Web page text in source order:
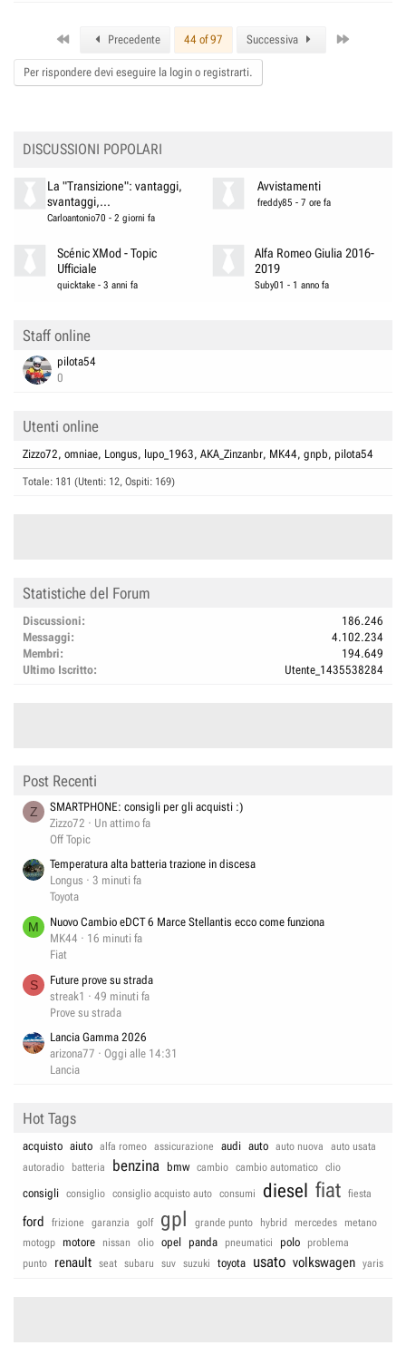
Precedente 44 of 97 Successiva
Per rispondere devi eseguire la login o registrarti.
DISCUSSIONI POPOLARI
La "Transizione": vantaggi,
svantaggi,...
Carloantonio70 - 2 giorni fa
Avvistamenti
freddy85 - 7 ore fa
Scénic XMod - Topic
Ufficiale
quicktake -3 anni fa
Alfa Romeo Giulia 2016-
2019
Suby01 - 1 anno fa
Staff online
pilota54
0
Utenti online
Zizzo72 omniae Longus lupo_1963 AKA_Zinzanbr MK44 gnpb pilota54
Totale: 181 (Utenti: 12, Ospiti: 169)
Statistiche del Forum
Discussioni
186.246
Messaggi
4.102.234
Membri
194.649
Ultimo Iscritto
Utente_1435538284
Post Recenti
Z
SMARTPHONE: consigli per gli acquisti :)
Zizzo72
Un attimo fa
Off Topic
Temperatura alta batteria trazione in discesa
Longus
3 minuti fa
Toyota
M
Nuovo Cambio eDCT 6 Marce Stellantis ecco come funziona
MK44
16 minuti fa
Fiat
S
Future prove su strada
streak1
49 minuti fa
Prove su strada
Lancia Gamma 2026
arizona77
Oggi alle 14:31
Lancia
Hot Tags
acquisto aiuto alfa romeo assicurazione audi auto auto nuova
auto usata
autoradio
batteria benzina bmw cambio cambio automatico clio
consigli consiglio consiglio acquisto auto consumi diesel fiat fiesta
ford frizione garanzia golf gpl grande punto hybrid mercedes
metano
motogp
motore nissan olio opel panda pneumatici polo
problema
punto
renault seat subaru suv suzuki toyota usato volkswagen yaris